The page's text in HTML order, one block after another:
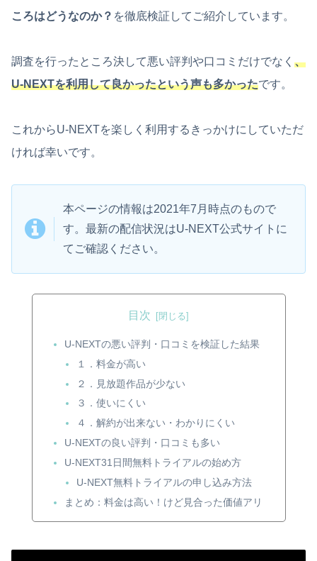
ころはどうなのか？ を徹底検証してご紹介しています。
調査を行ったところ決して悪い評判や口コミだけでなく 、
U-NEXTを利用して良かったという声も多かったです。
これからU-NEXTを楽しく利用するきっかけにしていただ
ければ幸いです。
本ページの情報は2021年7月時点のもので
す。最新の配信状況はU-NEXT公式サイトに
てご確認ください。
目次
U-NEXTの悪い評判・口コミを検証した結果
１．料金が高い
２．見放題作品が少ない
３．使いにくい
４．解約が出来ない・わかりにくい
U-NEXTの良い評判・口コミも多い
U-NEXT31日間無料トライアルの始め方
U-NEXT無料トライアルの申し込み方法
まとめ：料金は高い！けど見合った価値アリ